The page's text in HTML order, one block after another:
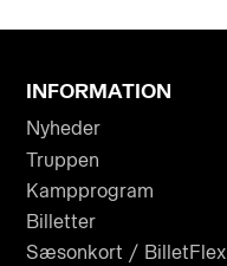
INFORMATION
Nyheder
Truppen
Kampprogram
Billetter
Sæsonkort / BilletFlex